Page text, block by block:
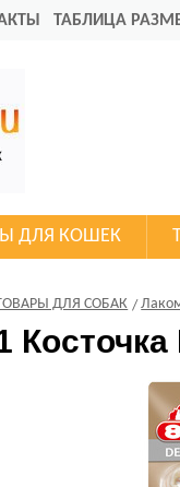
ТАБЛИЦА
ДЛЯ КОШЕК
ДЛЯ СОБАК